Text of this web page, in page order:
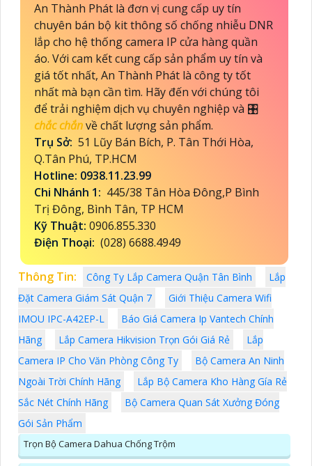
An Thành Phát là đơn vị cung cấp uy tín
chuyên bán bộ kit thông số chống nhiễu DNR
lắp cho hệ thống camera IP cửa hàng quần
áo. Với cam kết cung cấp sản phẩm uy tín và
giá tốt nhất, An Thành Phát là công ty tốt
nhất mà bạn cần tìm. Hãy đến với chúng tôi
để trải nghiệm dịch vụ chuyên nghiệp và 🎛
chắc chắnvề chất lượng sản phẩm.
Trụ Sở: 51 Lũy Bán Bích, P. Tân Thới Hòa,
Q.Tân Phú, TP.HCM
Hotline: 0938.11.23.99
Chi Nhánh 1: 445/38 Tân Hòa Đông,P Bình
Trị Đông, Bình Tân, TP HCM
Kỹ Thuật: 0906.855.330
Điện Thoại: (028) 6688.4949
Thông Tin: Công Ty Lắp Camera Quận Tân Bình
Lắp
Đặt Camera Giám Sát Quận 7
Giới Thiệu Camera Wifi
IMOU IPC-A42EP-L
Báo Giá Camera Ip Vantech Chính
Hãng
Lắp Camera Hikvision Trọn Gói Giá Rẻ
Lắp
Camera IP Cho Văn Phòng Công Ty
Bộ Camera An Ninh
Ngoài Trời Chính Hãng
Lắp Bộ Camera Kho Hàng Gía Rẻ
Sắc Nét Chính Hãng
Bộ Camera Quan Sát Xưởng Đóng
Gói Sản Phẩm
Trọn Bộ Camera Dahua Chống Trộm